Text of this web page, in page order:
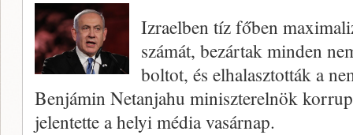
Izraelben tíz főben
számát, bezártak minden
boltot, és elhalasztották a
Benjámin Netanjahu miniszterelnök
jelentette a helyi média vasárnap.